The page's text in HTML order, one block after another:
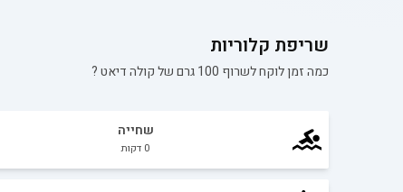
שריפת קלוריות
כמה זמן לוקח לשרוף 100 גרם של קולה דיאט?
שחייה
0 דקות